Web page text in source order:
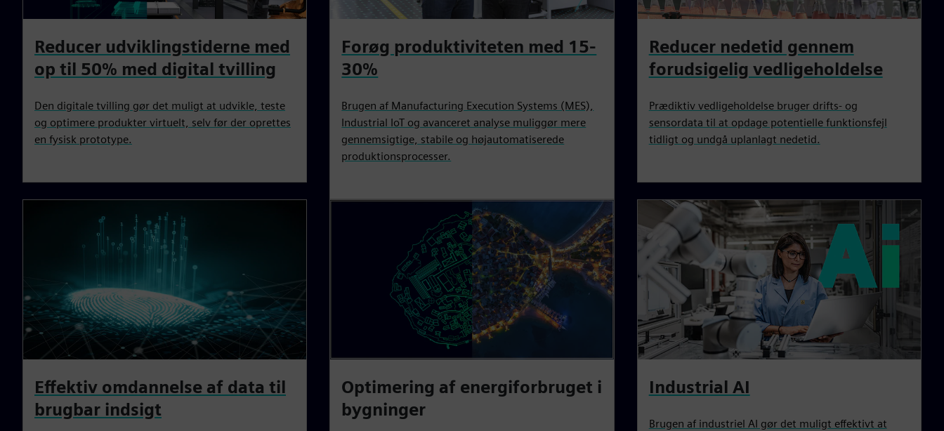
Reducer udviklingstiderne med
op til 50% med digital tvilling
Den digitale tvilling gør det muligt at udvikle, teste
og optimere produkter virtuelt, selv før der oprettes
en fysisk prototype.
Forøg produktiviteten med 15-
30%
Brugen af Manufacturing Execution Systems (MES),
Industrial IoT og avanceret analyse muliggør mere
gennemsigtige, stabile og højautomatiserede
produktionsprocesser.
Reducer nedetid gennem
forudsigelig vedligeholdelse
Prædiktiv vedligeholdelse bruger drifts- og
sensordata til at opdage potentielle funktionsfejl
tidligt og undgå uplanlagt nedetid.
Effektiv omdannelse af data til
brugbar indsigt
Optimering af energiforbruget i
bygninger
Industrial AI
Brugen af industriel AI gør det muligt effektivt at